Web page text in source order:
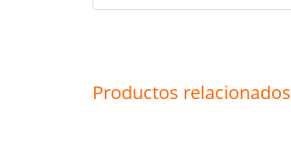
Productos relacionados